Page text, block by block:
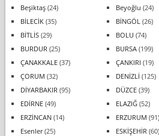
Beşiktaş(24) Beyoğlu (24)
BİLECİK(35) BİNGÖL (26)
BİTLİS(29) BOLU (74)
BURDUR (25) BURSA(199)
ÇANAKKALE(37) ÇANKIRI (19)
ÇORUM (32) DENİZLİ (125)
DİYARBAKIR (95) DÜZCE(39)
EDİRNE(49) ELAZIĞ(52)
ERZİNCAN(14) ERZURUM (91)
Esenler(25) ESKİŞEHİR (60)